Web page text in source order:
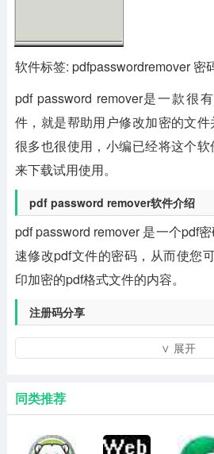
软件标签: pdfpasswordremover 密
pdf password remover是一款很
件，就是帮助用户修改加密的文
很多也很使用，小编已经将这个
来下载试用使用。
pdf password remover软件介绍
pdf password remover 是一个pdf
速修改pdf文件的密码，从而使您
印加密的pdf格式文件的内容。
注册码分享
v3.0
731ad3b7b92ar8306193
8251d38ad8b0r8305d84
∨ 展开
同类推荐